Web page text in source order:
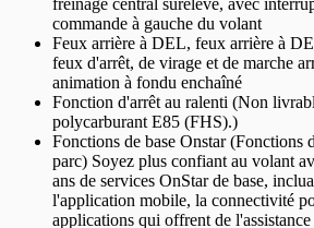
freinage central surélevé, avec
commande à gauche du volant
Feux arrière à DEL, feux arrière à
feux d'arrêt, de virage et de marche
animation à fondu enchaîné
Fonction d'arrêt au ralenti (Non
polycarburant E85 (FHS).)
Fonctions de base Onstar (Fonctions
parc) Soyez plus confiant au volant
ans de services OnStar de base,
l'application mobile, la connectivité
applications qui offrent de